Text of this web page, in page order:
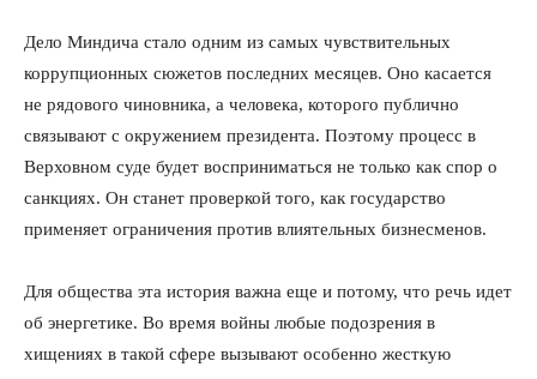
Дело Миндича стало одним из самых чувствительных
коррупционных сюжетов последних месяцев. Оно касается
не рядового чиновника, а человека, которого публично
связывают с окружением президента. Поэтому процесс в
Верховном суде будет восприниматься не только как спор о
санкциях. Он станет проверкой того, как государство
применяет ограничения против влиятельных бизнесменов.
Для общества эта история важна еще и потому, что речь идет
об энергетике. Во время войны любые подозрения в
хищениях в такой сфере вызывают особенно жесткую